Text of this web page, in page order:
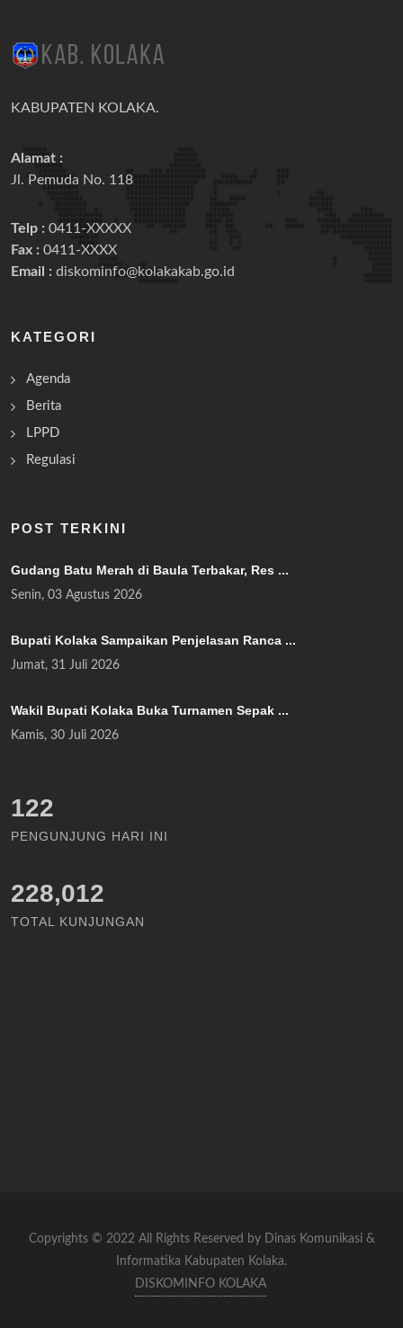
KABUPATEN KOLAKA.
Alamat :
Jl. Pemuda No. 118
Telp : 0411-XXXXX
Fax : 0411-XXXX
Email : diskominfo@kolakakab.go.id
KATEGORI
Agenda
Berita
LPPD
Regulasi
POST TERKINI
Gudang Batu Merah di Baula Terbakar, Res ...
Senin, 03 Agustus 2026
Bupati Kolaka Sampaikan Penjelasan Ranca ...
Jumat, 31 Juli 2026
Wakil Bupati Kolaka Buka Turnamen Sepak ...
Kamis, 30 Juli 2026
141
PENGUNJUNG HARI INI
228,012
TOTAL KUNJUNGAN
Copyrights © 2022 All Rights Reserved by Dinas Komunikasi &
Informatika Kabupaten Kolaka.
DISKOMINFO KOLAKA